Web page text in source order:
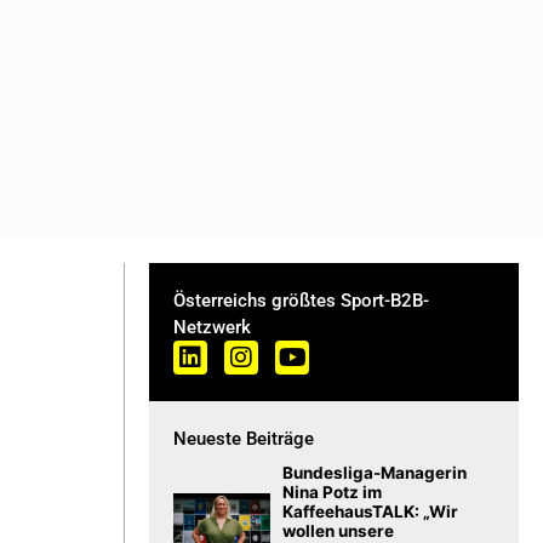
Österreichs größtes Sport-B2B-
Netzwerk
Neueste Beiträge
Bundesliga-Managerin
Nina Potz im
KaffeehausTALK: „Wir
wollen unsere